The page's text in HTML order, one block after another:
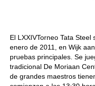
El LXXIVTorneo Tata
enero de 2011, en Wijk
pruebas principales. Se
tradicional De Moriaan
de grandes maestros